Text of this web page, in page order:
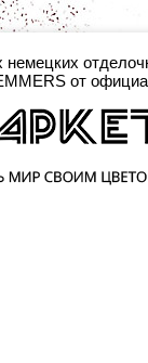
от